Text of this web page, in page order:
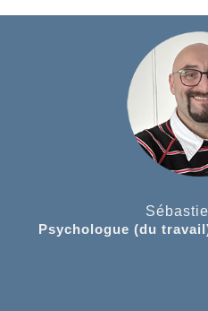
Psychologue (du